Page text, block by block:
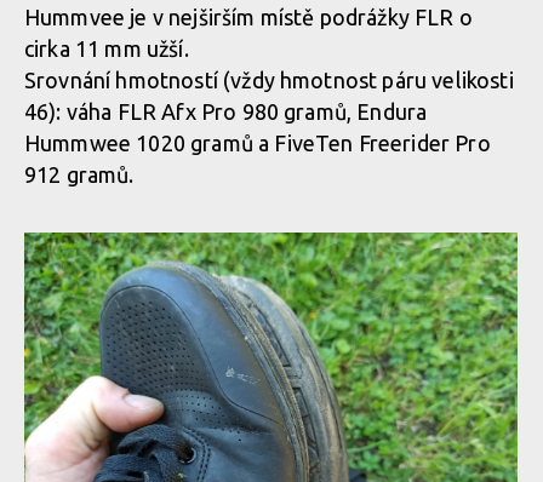
FLR Afx Pro v akci
FLR Afx Pro v akci
FLR Afx Pro v akci
Hummvee je v nejširším místě podrážky FLR o
cirka 11 mm užší.
Srovnání hmotností (vždy hmotnost páru velikosti
46): váha FLR Afx Pro 980 gramů, Endura
Hummwee 1020 gramů a FiveTen Freerider Pro
912 gramů.